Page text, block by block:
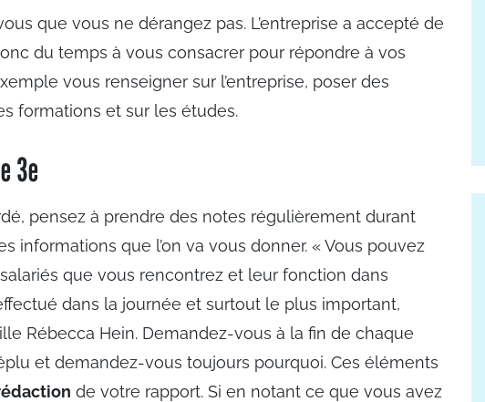
que vous ne dérangez pas. L’entreprise a accepté de
du temps à vous consacrer pour répondre à vos
vous renseigner sur l’entreprise, poser des
formations et sur les études.
3e
pensez à prendre des notes régulièrement durant
informations que l’on va vous donner. « Vous pouvez
que vous rencontrez et leur fonction dans
dans la journée et surtout le plus important,
Rébecca Hein. Demandez-vous à la fin de chaque
et demandez-vous toujours pourquoi. Ces éléments
de votre rapport. Si en notant ce que vous avez